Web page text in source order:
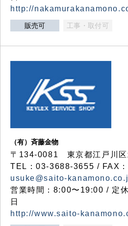
http://
販売可 工事・取付可
（有）斉藤金物
〒134-0081 東京都江戸川
TEL：03-3688-3655 / FAX
usuke@saito-
営業時間：8:00〜19:00 / 定
日
http://www.saito-